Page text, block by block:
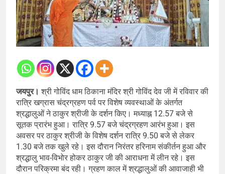
जयपुर। श्री गोविंद धाम ठिकाना मंदिर श्री गोविंद देव जी में रविवार की
रात्रि खग्रास चंद्रग्रहण पर्व पर विशेष व्यवस्थाओं के अंतर्गत
श्रद्धालुओं ने ठाकुर श्रीजी के दर्शन किए। मध्याह्न 12.57 बजे से
सूतक प्रारंभ हुआ। रात्रि 9.57 बजे चंद्रग्रहण आरंभ हुआ। इस
अवसर पर ठाकुर श्रीजी के विशेष दर्शन रात्रि 9.50 बजे से लेकर
1.30 बजे तक खुले रहे। इस दौरान निरंतर हरिनाम संकीर्तन हुआ और
श्रद्धालु भाव-विभोर होकर ठाकुर जी की आराधना में लीन रहे। इस
दौरान परिक्रमा बंद रही। ग्रहण काल में श्रद्धालुओं की आवाजाही भी